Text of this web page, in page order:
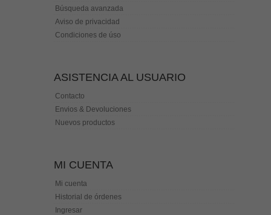
Búsqueda avanzada
Aviso de privacidad
Condiciones de úso
ASISTENCIA AL USUARIO
Contacto
Envios & Devoluciones
Nuevos productos
MI CUENTA
Mi cuenta
Historial de órdenes
Ingresar